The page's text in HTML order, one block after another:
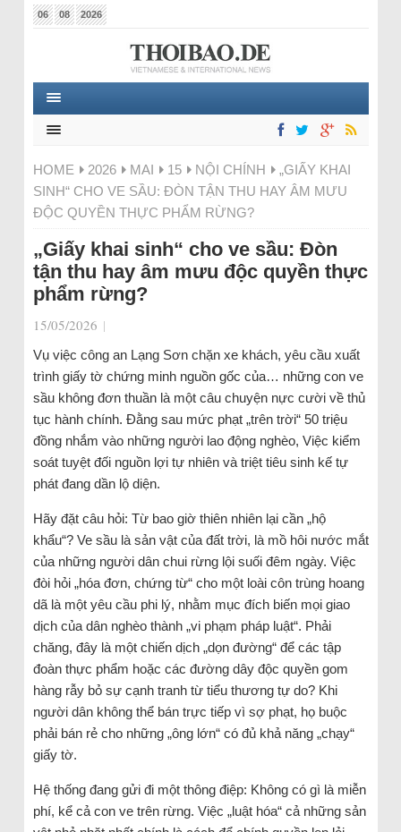
06 08 2026
HOME 2026 MAI 15 NỘI CHÍNH
„GIẤY KHAI
SINH“ CHO VE SẦU: ĐÒN TẬN THU HAY ÂM MƯU
ĐỘC QUYỀN THỰC PHẨM RỪNG?
„Giấy khai sinh“ cho ve sầu: Đòn
tận thu hay âm mưu độc quyền thực
phẩm rừng?
15/05/2026 |
Vụ việc công an Lạng Sơn chặn xe khách, yêu cầu xuất
trình giấy tờ chứng minh nguồn gốc của… những con ve
sầu không đơn thuần là một câu chuyện nực cười về thủ
tục hành chính. Đằng sau mức phạt „trên trời“ 50 triệu
đồng nhắm vào những người lao động nghèo, Việc kiểm
soát tuyệt đối nguồn lợi tự nhiên và triệt tiêu sinh kế tự
phát đang dần lộ diện.
Hãy đặt câu hỏi: Từ bao giờ thiên nhiên lại cần „hộ
khẩu“? Ve sầu là sản vật của đất trời, là mồ hôi nước mắt
của những người dân chui rừng lội suối đêm ngày. Việc
đòi hỏi „hóa đơn, chứng từ“ cho một loài côn trùng hoang
dã là một yêu cầu phi lý, nhằm mục đích biến mọi giao
dịch của dân nghèo thành „vi phạm pháp luật“. Phải
chăng, đây là một chiến dịch „dọn đường“ để các tập
đoàn thực phẩm hoặc các đường dây độc quyền gom
hàng rẫy bỏ sự cạnh tranh từ tiểu thương tự do? Khi
người dân không thể bán trực tiếp vì sợ phạt, họ buộc
phải bán rẻ cho những „ông lớn“ có đủ khả năng „chạy“
giấy tờ.
Hệ thống đang gửi đi một thông điệp: Không có gì là miễn
phí, kể cả con ve trên rừng. Việc „luật hóa“ cả những sản